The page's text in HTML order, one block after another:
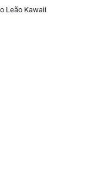
Leão Kawaii